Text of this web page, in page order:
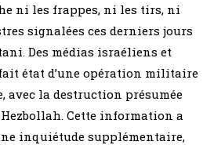
ni les frappes, ni les tirs, ni
signalées ces derniers jours
Des médias israéliens et
état d’une opération militaire
avec la destruction présumée
Cette information a
inquiétude supplémentaire,